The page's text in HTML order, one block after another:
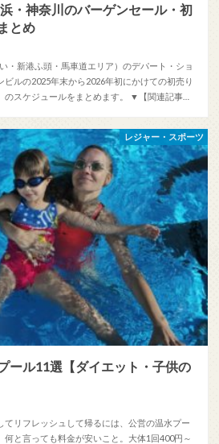
・神奈川のバーゲンセール・初
とめ
・新港ふ頭・馬車道エリア）のデパート・ショ
ビルの2025年末から2026年初にかけての初売り
のスケジュールをまとめます。 ▼【関連記事…
レジャー・スポーツ
ール11選【ダイエット・子供の
てリフレッシュして帰るには、公営の温水プー
何と言っても料金が安いこと。大体1回400円～